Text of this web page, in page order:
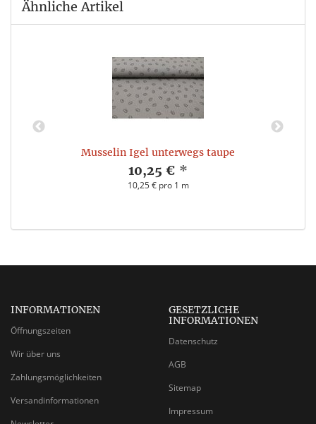
Ähnliche Artikel
Musselin Igel unterwegs taupe
10,25 € *
10,25 € pro 1 m
INFORMATIONEN
Öffnungszeiten
Wir über uns
Zahlungsmöglichkeiten
Versandinformationen
GESETZLICHE
INFORMATIONEN
Datenschutz
AGB
Sitemap
Impressum